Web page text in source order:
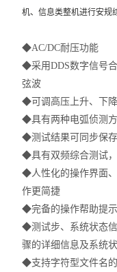
机、信息类整机进行安规
◆AC/DC耐压功能
◆采用DDS数字信号
弦波
◆可调高压上升、下
◆具有两种电弧侦测
◆测试结果可同步保
◆具有双频综合测试
◆人性化的操作界面
作更简捷
◆完备的操作帮助提
◆测试步、系统状态
骤的详细信息及系统状
◆支持字符型文件名